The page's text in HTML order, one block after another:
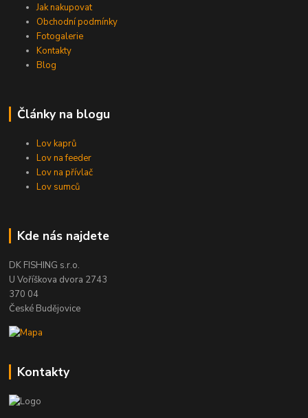
Jak nakupovat
Obchodní podmínky
Fotogalerie
Kontakty
Blog
Články na blogu
Lov kaprů
Lov na feeder
Lov na přívlač
Lov sumců
Kde nás najdete
DK FISHING s.r.o.
U Voříškova dvora 2743
370 04
České Budějovice
Kontakty